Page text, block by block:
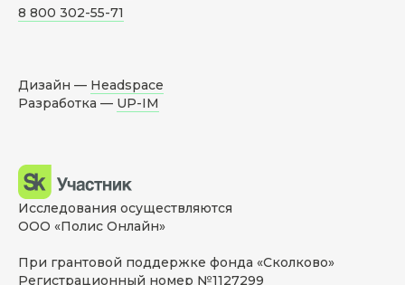
8 800 302-55-71
Дизайн — Headspace
Разработка — UP-IM
Исследования осуществляются
ООО «Полис Онлайн»
При грантовой поддержке фонда «Сколково»
Регистрационный номер №1127299